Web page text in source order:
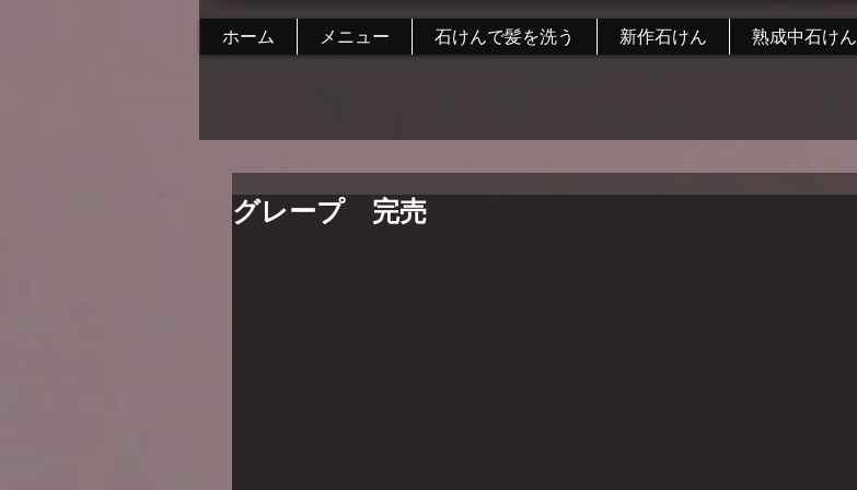
ホーム メニュー 石けんで髪を洗う 新作石けん 熟成中石けん
グレープ 完売